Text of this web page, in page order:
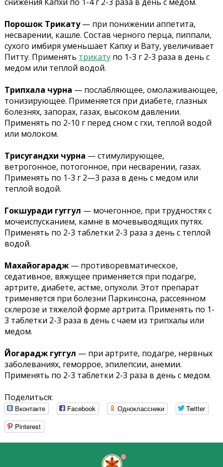
снижения Капхи по 1-4 г 2-3 раза в день с медом.
Порошок Трикату— при понижении аппетита,
несварении, кашле. Состав черного перца, пиппали,
сухого имбиря уменьшает Капху и Вату, увеличивает
Питту. Применять трикатупо 1-3 г 2-3 раза в день с
медом или теплой водой.
Трипхала чурна — послабляющее, омолаживающее,
тонизирующее. Применяется при диабете, глазных
болезнях, запорах, газах, высоком давлении.
Применять по 2-10 г перед сном с гхи, теплой водой
или молоком.
Трисугандхи чурна — стимулирующее,
ветрогонное, потогонное, при несварении, газах.
Применять по 1-3 г 2—3 раза в день с медом или
теплой водой.
Гокшуради гуггул — мочегонное, при трудностях с
мочеиспусканием, камне в мочевыводящих путях.
Применять по 2-3 таблетки 2-3 раза з день с теплой
водой.
Махайогарадж— противоревматическое,
седативное, вяжущее применяется при подагре,
артрите, диабете, астме, опухоли. Этот препарат
трименяется при болезни Паркинсона, рассеянном
склерозе и тяжелой форме артрита. Применять по 1-
3 таблетки 2-3 раза в день с чаем из трипхалы или
медом.
Йогарадж гуггул — при артрите, подагре, нервных
заболеваниях, геморрое, эпилепсии, анемии.
Применять по 2-3 таблетки 2-3 раза в день с медом.
Поделиться:
Вконтакте Facebook Одноклассники
Twitter
Pinterest